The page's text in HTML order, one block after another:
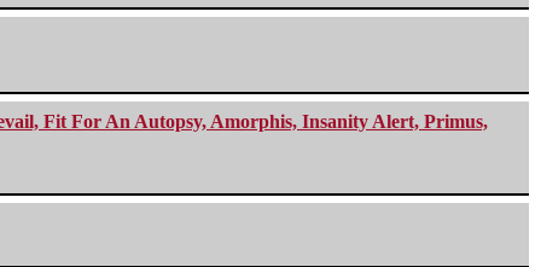
Fit For An Autopsy, Amorphis, Insanity Alert, Primus,